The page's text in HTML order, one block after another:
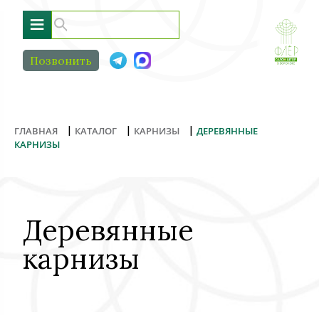
≡
Позвонить
ГЛАВНАЯ | КАТАЛОГ | КАРНИЗЫ | ДЕРЕВЯННЫЕ
КАРНИЗЫ
Деревянные
карнизы